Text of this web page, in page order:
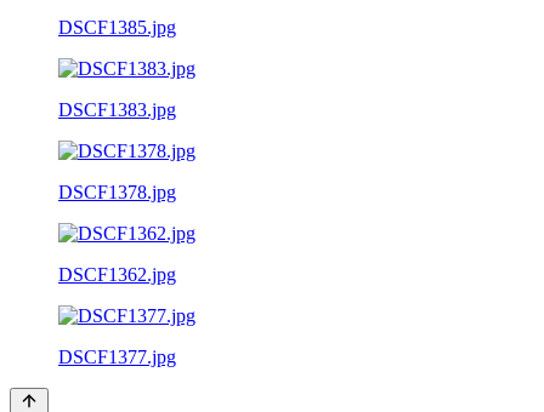
DSCF1385.jpg
DSCF1383.jpg
DSCF1378.jpg
DSCF1362.jpg
DSCF1377.jpg